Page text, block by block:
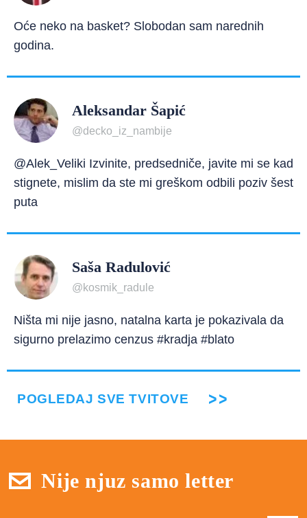
Oće neko na basket? Slobodan sam narednih
godina.
Aleksandar Šapić
@decko_iz_nambije
@Alek_Veliki Izvinite, predsedniče, javite mi se kad
stignete, mislim da ste mi greškom odbili poziv šest
puta
Saša Radulović
@kosmik_radule
Ništa mi nije jasno, natalna karta je pokazivala da
sigurno prelazimo cenzus #kradja #blato
POGLEDAJ SVE TVITOVE
Nije njuz samo letter